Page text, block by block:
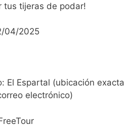
tus tijeras de podar!
04/2025
El Espartal (ubicación exacta
electrónico)